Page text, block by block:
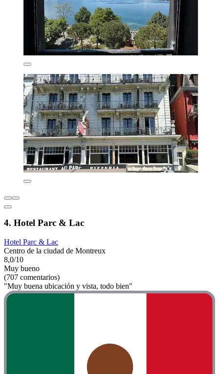
4. Hotel Parc & Lac
Hotel Parc & Lac
Centro de la ciudad de Montreux
8,0/10
Muy bueno
(707 comentarios)
"Muy buena ubicación y vista, todo bien"